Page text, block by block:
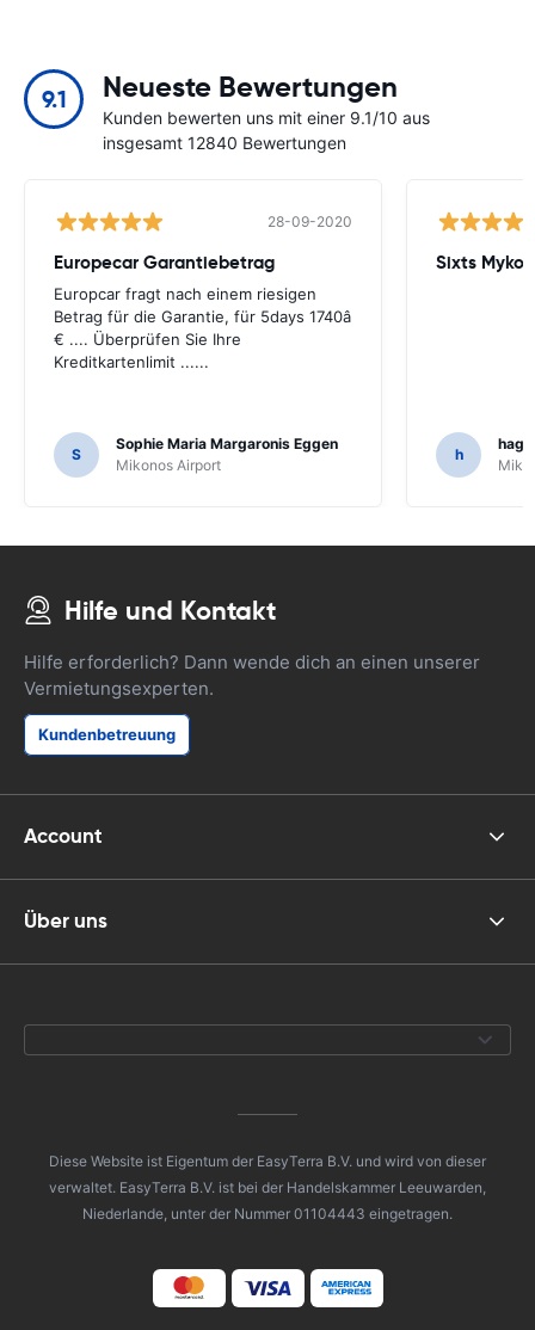
9.1 Neueste Bewertungen
Kunden bewerten uns mit einer 9.1/10 aus
insgesamt 12840 Bewertungen
28-09-2020
Europecar Garantiebetrag
Europcar fragt nach einem riesigen
Betrag für die Garantie, für 5days 1740â
€ .... Überprüfen Sie Ihre
Kreditkartenlimit ......
S
Sophie Maria Margaronis Eggen
Mikonos Airport
Sixts
h
Hilfe und Kontakt
Hilfe erforderlich? Dann wende dich an einen unserer
Vermietungsexperten.
Kundenbetreuung
Account
Über uns
Diese Website ist Eigentum der EasyTerra B.V. und wird von dieser
verwaltet. EasyTerra B.V. ist bei der Handelskammer Leeuwarden,
Niederlande, unter der Nummer 01104443 eingetragen.